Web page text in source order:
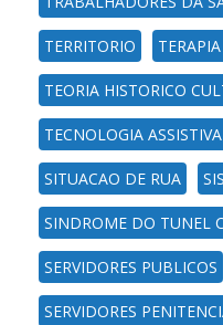
TERRITORIO
TEORIA HISTORICO
TECNOLOGIA ASSISTIVA
SITUACAO DE RUA
SINDROME DO TUNEL
SERVIDORES PUBLICOS
SERVIDORES